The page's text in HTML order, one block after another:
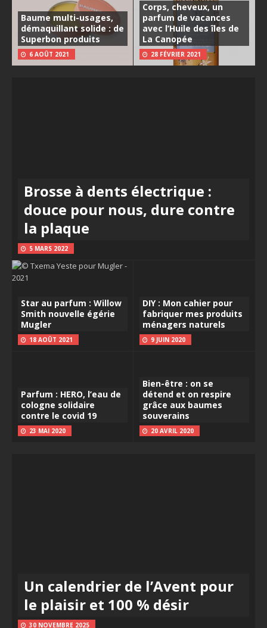
Baume multi-usages,
démaquillant solide : de
Superbon produits
6 AOÛT 2021
Corps, cheveux, un
parfum de vacances
avec l’Huile des îles de
La Canopée
28 FÉVRIER 2021
Brosse à dents électrique :
douce pour nous, dure contre
la plaque
5 MARS 2022
Star au parfum : Willow
Smith nouvelle égérie
Mugler
18 AOÛT 2021
DIY : Mon cahier pour
fabriquer mes produits
ménagers naturels
9 JUIN 2020
Parfum : HERO, l’eau de
cologne solidaire
contre le covid 19
23 MAI 2020
Bien-être : on se
détend et on respire
grâce aux baumes
souverains
20 AVRIL 2020
Un calendrier de l’Avent pour
le plaisir et 100 % désir
30 NOVEMBRE 2025